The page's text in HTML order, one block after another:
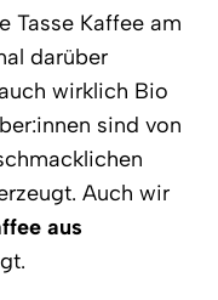
Tasse Kaffee am
darüber
wirklich Bio
sind von
Auch wir
aus